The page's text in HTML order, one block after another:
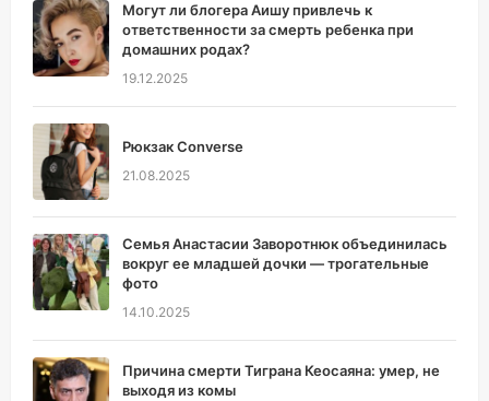
Могут ли блогера Аишу привлечь к
ответственности за смерть ребенка при
домашних родах?
19.12.2025
Рюкзак Converse
21.08.2025
Семья Анастасии Заворотнюк объединилась
вокруг ее младшей дочки — трогательные
фото
14.10.2025
Причина смерти Тиграна Кеосаяна: умер, не
выходя из комы